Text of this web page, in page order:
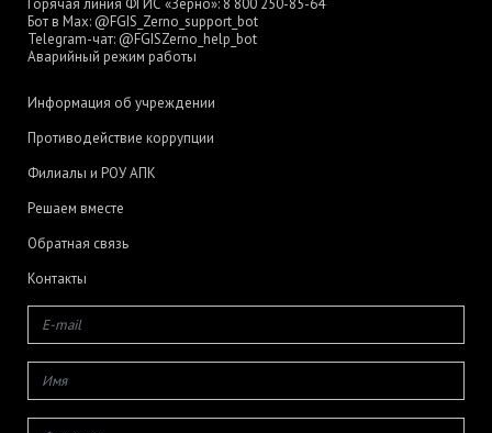
Горячая линия ФГИС «Зерно»: 8 800 250-85-64
Бот в Max: @FGIS_Zerno_support_bot
Telegram-чат: @FGISZerno_help_bot
Аварийный режим работы
Информация об учреждении
Противодействие коррупции
Филиалы и РОУ АПК
Решаем вместе
Обратная связь
Контакты